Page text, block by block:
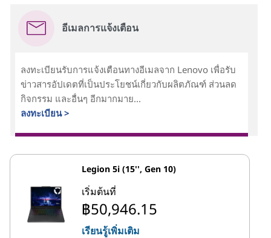
อีเมลการแจ้งเตือน
ลงทะเบียนรับการแจ้งเตือนทางอีเมลจาก Lenovo เพื่อรับ
ข่าวสารอัปเดตที่เป็นประโยชน์เกี่ยวกับผลิตภัณฑ์ ส่วนลด
กิจกรรม และอื่นๆ อีกมากมาย...
ลงทะเบียน >
Legion 5i (15'', Gen 10)
เริ่มต้นที่
฿50,946.15
เรียนรู้เพิ่มเติม